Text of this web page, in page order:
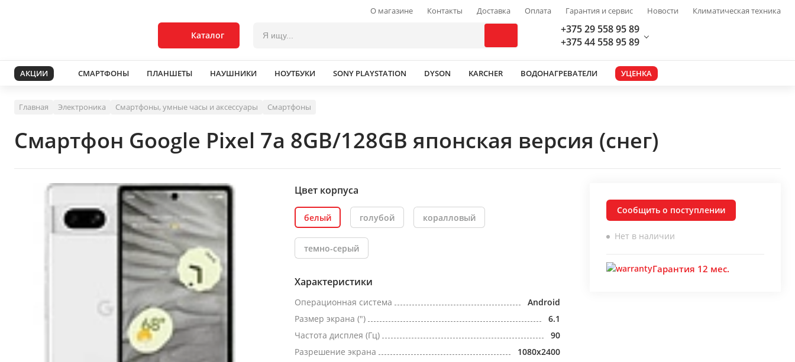
О магазине Контакты Доставка Оплата Гарантия и сервис Новости Климатическая техника
Каталог
+375 29 558 95 89
+375 44 558 95 89
АКЦИИ СМАРТФОНЫ ПЛАНШЕТЫ НАУШНИКИ НОУТБУКИ SONY PLAYSTATION DYSON KARCHER ВОДОНАГРЕВАТЕЛИ УЦЕНКА
Главная Электроника Смартфоны, умные часы и аксессуары Смартфоны
Смартфон Google Pixel 7a 8GB/128GB японская версия (снег)
Цвет корпуса
белый голубой коралловый
темно-серый
Характеристики
Операционная система
Android
Размер экрана (")
6.1
Частота дисплея (Гц)
90
Разрешение экрана
1080x2400
Сообщить о поступлении
Нет в наличии
Гарантия 12 мес.